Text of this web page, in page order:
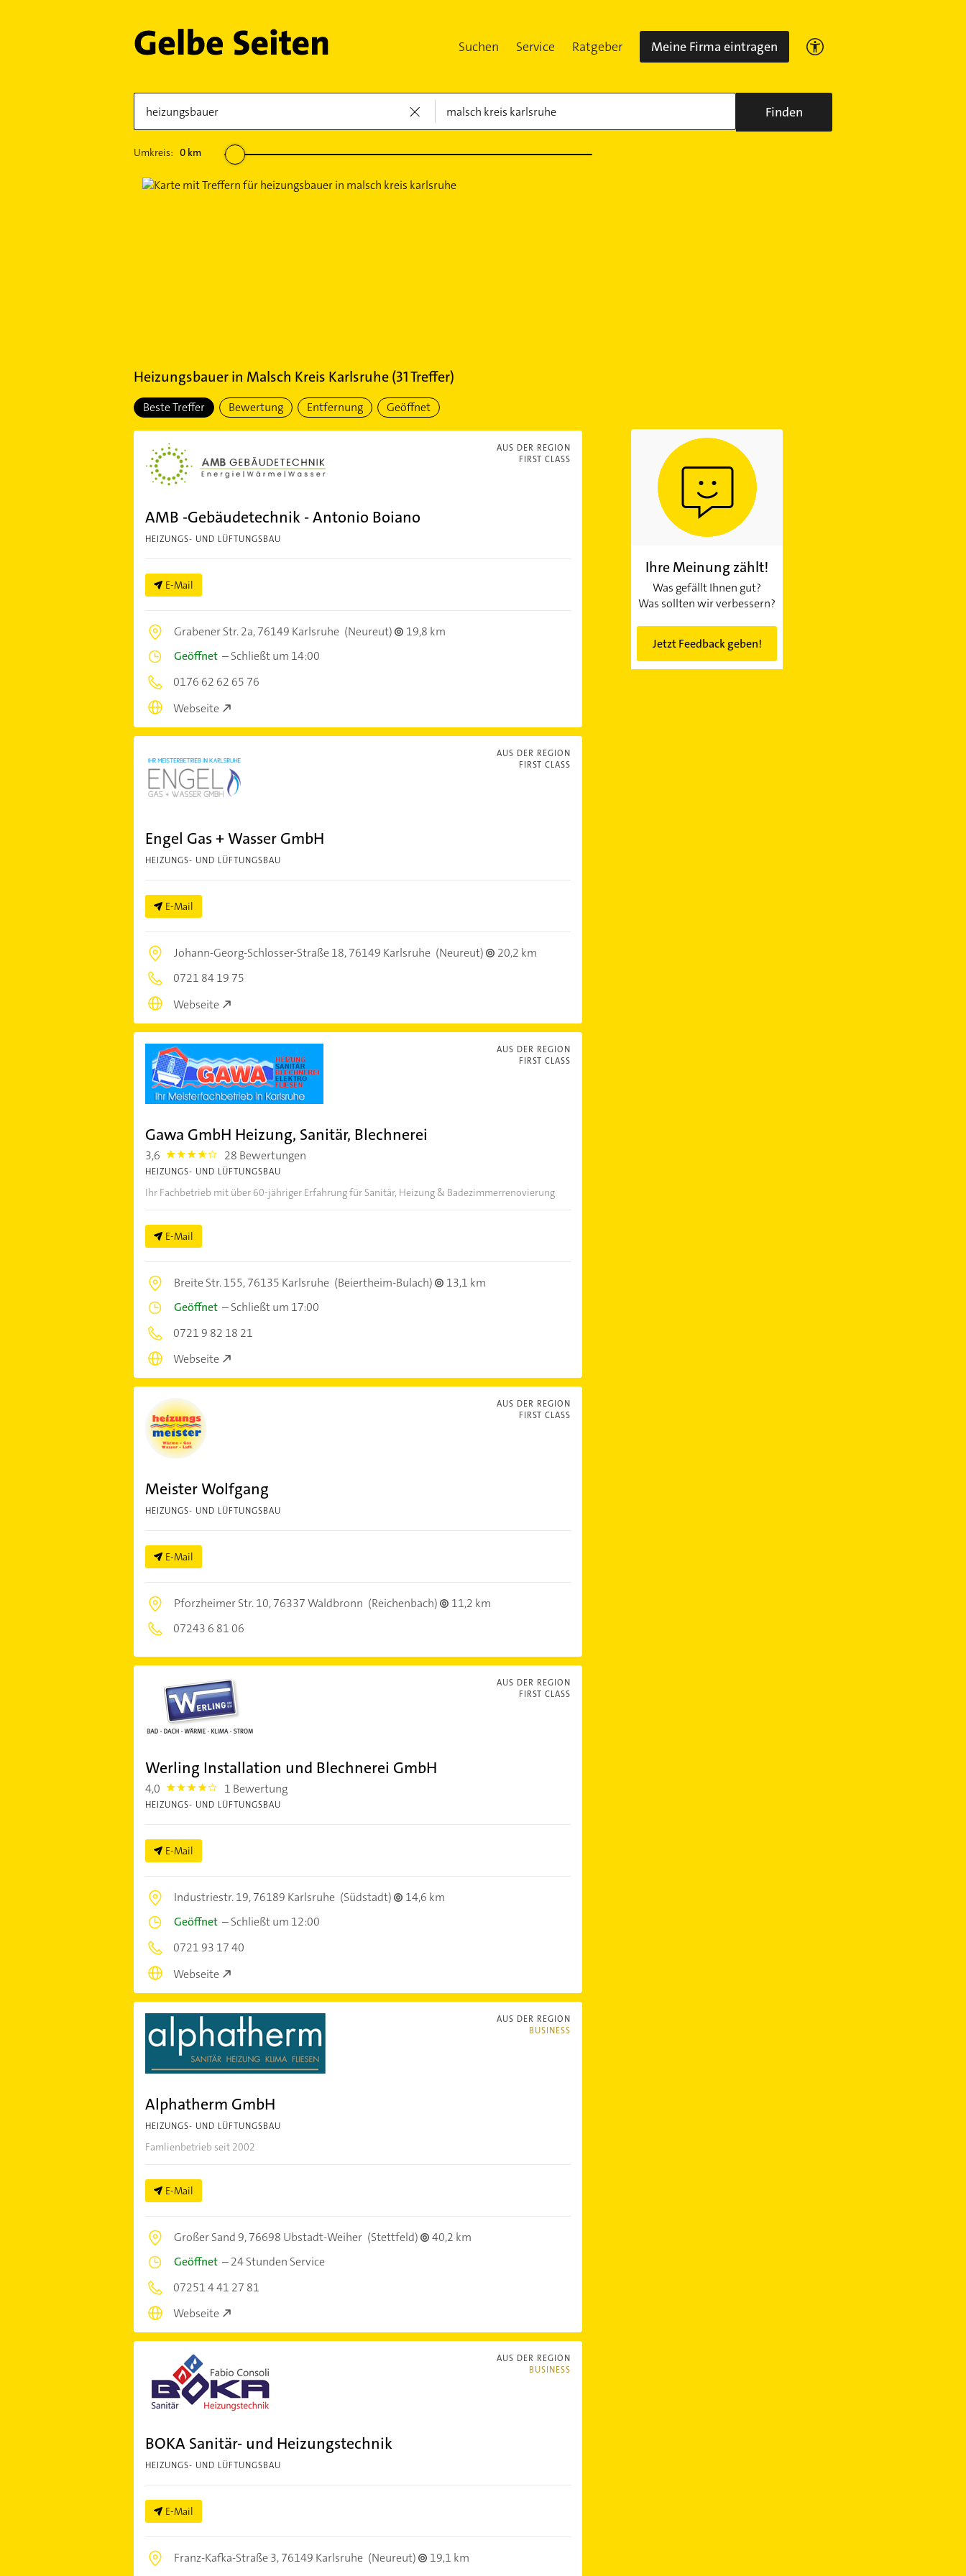
Suchen Service Ratgeber Meine Firma eintragen
Finden
Umkreis: 0km
Heizungsbauerin Malsch Kreis Karlsruhe(31Treffer)
Beste Treffer Bewertung Entfernung Geöffnet
AUS DER REGION
FIRST CLASS
AMB -Gebäudetechnik - Antonio Boiano
HEIZUNGS- UND LÜFTUNGSBAU
E-Mail
Grabener Str. 2a,76149 Karlsruhe (Neureut)
19,8 km
Geöffnet–Schließt um 14:00
0176 62 62 65 76
Webseite
AUS DER REGION
FIRST CLASS
Engel Gas + Wasser GmbH
HEIZUNGS- UND LÜFTUNGSBAU
E-Mail
Johann-Georg-Schlosser-Straße 18,76149 Karlsruhe (Neureut)
20,2 km
0721 84 19 75
Webseite
AUS DER REGION
FIRST CLASS
Gawa GmbH Heizung, Sanitär, Blechnerei
3,6 3.6000001 28 Bewertungen
HEIZUNGS- UND LÜFTUNGSBAU
Ihr Fachbetrieb mit über 60-jähriger Erfahrung für Sanitär, Heizung & Badezimmerrenovierung
E-Mail
Breite Str. 155,76135 Karlsruhe (Beiertheim-Bulach)
13,1 km
Geöffnet–Schließt um 17:00
0721 9 82 18 21
Webseite
AUS DER REGION
FIRST CLASS
Meister Wolfgang
HEIZUNGS- UND LÜFTUNGSBAU
E-Mail
Pforzheimer Str. 10,76337 Waldbronn (Reichenbach)
11,2 km
07243 6 81 06
AUS DER REGION
FIRST CLASS
Werling Installation und Blechnerei GmbH
4,0 4.0 1 Bewertung
HEIZUNGS- UND LÜFTUNGSBAU
E-Mail
Industriestr. 19,76189 Karlsruhe (Südstadt)
14,6 km
Geöffnet–Schließt um 12:00
0721 93 17 40
Webseite
AUS DER REGION
BUSINESS
Alphatherm GmbH
HEIZUNGS- UND LÜFTUNGSBAU
Famlienbetrieb seit 2002
E-Mail
Großer Sand 9,76698 Ubstadt-Weiher (Stettfeld)
40,2 km
Geöffnet–24 Stunden Service
07251 4 41 27 81
Webseite
AUS DER REGION
BUSINESS
BOKA Sanitär- und Heizungstechnik
HEIZUNGS- UND LÜFTUNGSBAU
E-Mail
Franz-Kafka-Straße 3,76149 Karlsruhe (Neureut)
19,1 km
Ihre Meinung zählt!
Was gefällt Ihnen gut?
Was sollten wir verbessern?
Jetzt Feedback geben!